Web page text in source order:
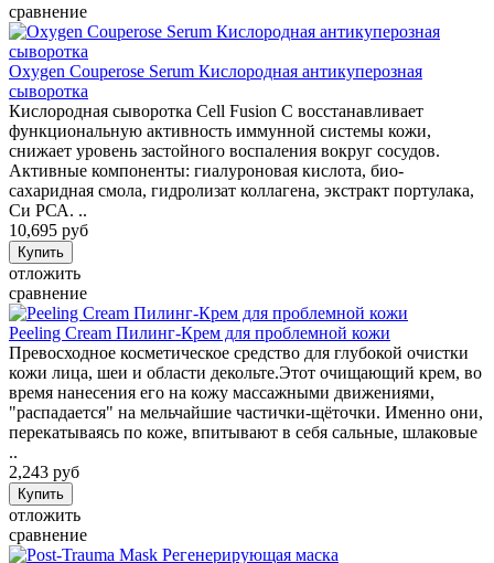
сравнение
Oxygen Couperose Serum Кислородная антикуперозная
сыворотка
Кислородная сыворотка Cell Fusion C восстанавливает
функциональную активность иммунной системы кожи,
снижает уровень застойного воспаления вокруг сосудов.
Активные компоненты: гиалуроновая кислота, био-
сахаридная смола, гидролизат коллагена, экстракт портулака,
Си РСА. ..
10,695 руб
отложить
сравнение
Peeling Cream Пилинг-Крем для проблемной кожи
Превосходное косметическое средство для глубокой очистки
кожи лица, шеи и области декольте.Этот очищающий крем, во
время нанесения его на кожу массажными движениями,
"распадается" на мельчайшие частички-щёточки. Именно они,
перекатываясь по коже, впитывают в себя сальные, шлаковые
..
2,243 руб
отложить
сравнение